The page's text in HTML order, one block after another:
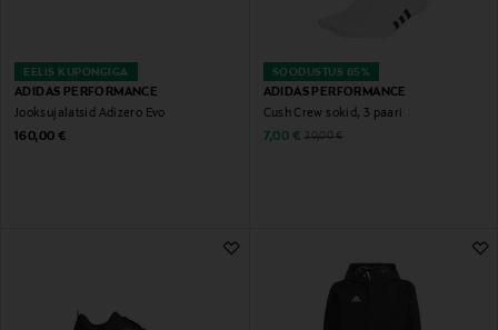
EELIS KUPONGIGA
ADIDAS PERFORMANCE
Jooksujalatsid Adizero Evo
Original Price
160,00 €
SOODUSTUS 65%
ADIDAS PERFORMANCE
Cush Crew sokid, 3 paari
Discounted Price
7,00 € Original Price
20,00 €